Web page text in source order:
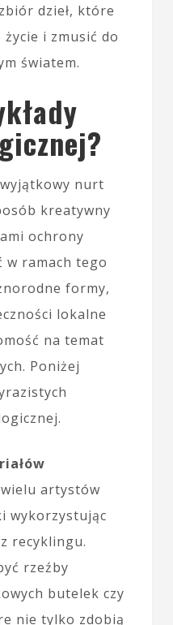
dzieł, które
i zmusić do
światem.
nurt
kreatywny
ochrony
w ramach tego
formy,
lokalne
na temat
Poniżej
artystów
wykorzystując
recyklingu.
rzeźby
butelek czy
nie tylko zdobią